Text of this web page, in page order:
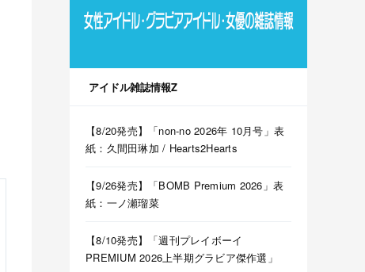
アイドル雑誌情報Z
【8/20発売】「non-no 2026年 10月号」表
紙：久間田琳加 / Hearts2Hearts
【9/26発売】「BOMB Premium 2026」表
紙：一ノ瀬瑠菜
【8/10発売】「週刊プレイボーイ
PREMIUM 2026上半期グラビア傑作選」